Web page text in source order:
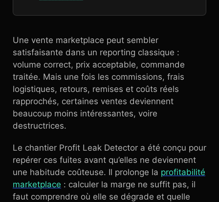
Une vente marketplace peut sembler
satisfaisante dans un reporting classique :
volume correct, prix acceptable, commande
traitée. Mais une fois les commissions, frais
logistiques, retours, remises et coûts réels
rapprochés, certaines ventes deviennent
beaucoup moins intéressantes, voire
destructrices.
Le chantier Profit Leak Detector a été conçu pour
repérer ces fuites avant qu’elles ne deviennent
une habitude coûteuse. Il prolonge la profitabilité
marketplace : calculer la marge ne suffit pas, il
faut comprendre où elle se dégrade et quelle